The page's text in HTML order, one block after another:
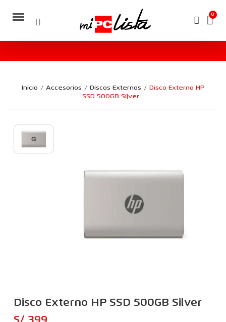
Inicio Accesorios Discos Externos
Disco Externo HP
SSD 500GB Silver
Disco Externo HP SSD 500GB Silver